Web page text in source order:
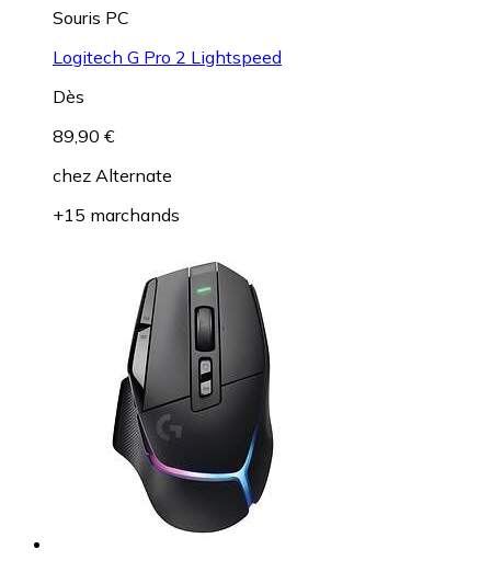
Souris PC
Logitech G Pro 2 Lightspeed
Dès
89,90 €
chez Alternate
+15 marchands